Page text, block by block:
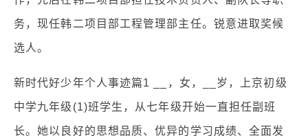
务，现任韩二项目部工程管理部主任。锐意进取奖候
选人。
新时代好少年个人事迹篇1 __，女，__岁，上京初级
中学九年级(1)班学生，从七年级开始一直担任副班
长。她以良好的思想品质、优异的学习成绩、全面发